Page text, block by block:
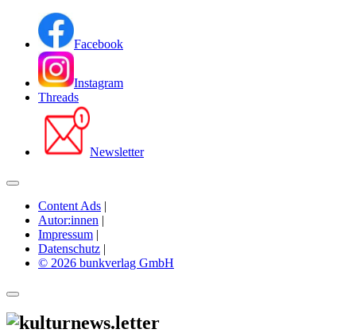
Facebook
Instagram
Threads
Newsletter
Content Ads |
Autor:innen |
Impressum |
Datenschutz |
© 2026 bunkverlag GmbH